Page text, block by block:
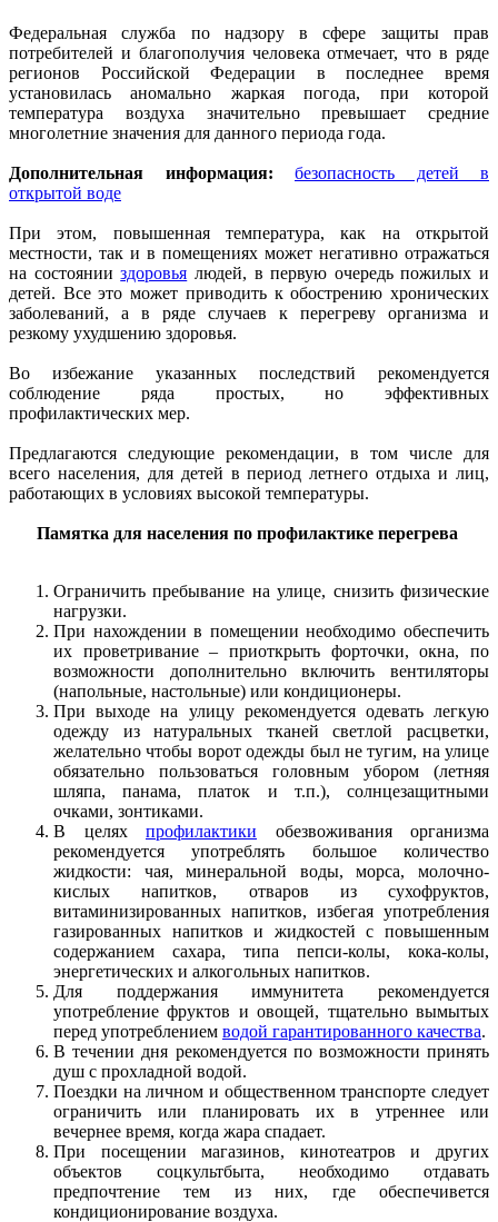
Федеральная служба по надзору в сфере защиты прав
потребителей и благополучия человека отмечает, что в ряде
регионов Российской Федерации в последнее время
установилась аномально жаркая погода, при которой
температура воздуха значительно превышает средние
многолетние значения для данного периода года.
Дополнительная информация:
безопасность детей в
открытой воде
При этом, повышенная температура, как на открытой
местности, так и в помещениях может негативно отражаться
на состоянииздоровья людей, в первую очередь пожилых и
детей. Все это может приводить к обострению хронических
заболеваний, а в ряде случаев к перегреву организма и
резкому ухудшению здоровья.
Во избежание указанных последствий рекомендуется
соблюдение ряда простых, но эффективных
профилактических мер.
Предлагаются следующие рекомендации, в том числе для
всего населения, для детей в период летнего отдыха и лиц,
работающих в условиях высокой температуры.
Памятка для населения по профилактике перегрева
Ограничить пребывание на улице, снизить физические
нагрузки.
При нахождении в помещении необходимо обеспечить
их проветривание – приоткрыть форточки, окна, по
возможности дополнительно включить вентиляторы
(напольные, настольные) или кондиционеры.
При выходе на улицу рекомендуется одевать легкую
одежду из натуральных тканей светлой расцветки,
желательно чтобы ворот одежды был не тугим, на улице
обязательно пользоваться головным убором (летняя
шляпа, панама, платок и т.п.), солнцезащитными
очками, зонтиками.
В целях профилактики обезвоживания организма
рекомендуется употреблять большое количество
жидкости: чая, минеральной воды, морса, молочно-
кислых напитков, отваров из сухофруктов,
витаминизированных напитков, избегая употребления
газированных напитков и жидкостей с повышенным
содержанием сахара, типа пепси-колы, кока-колы,
энергетических и алкогольных напитков.
Для поддержания иммунитета рекомендуется
употребление фруктов и овощей, тщательно вымытых
перед употреблением водой гарантированного качества.
В течении дня рекомендуется по возможности принять
душ с прохладной водой.
Поездки на личном и общественном транспорте следует
ограничить или планировать их в утреннее или
вечернее время, когда жара спадает.
При посещении магазинов, кинотеатров и других
объектов соцкультбыта, необходимо отдавать
предпочтение тем из них, где обеспечивется
кондиционирование воздуха.